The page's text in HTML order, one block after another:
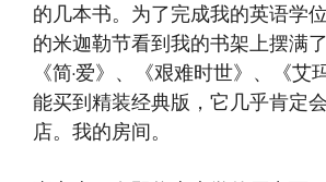
的几本书。为了完成我的英语学
的米迦勒节看到我的书架上摆满
《简·爱》、《艰难时世》、《
能买到精装经典版，它几乎肯定
店。我的房间。